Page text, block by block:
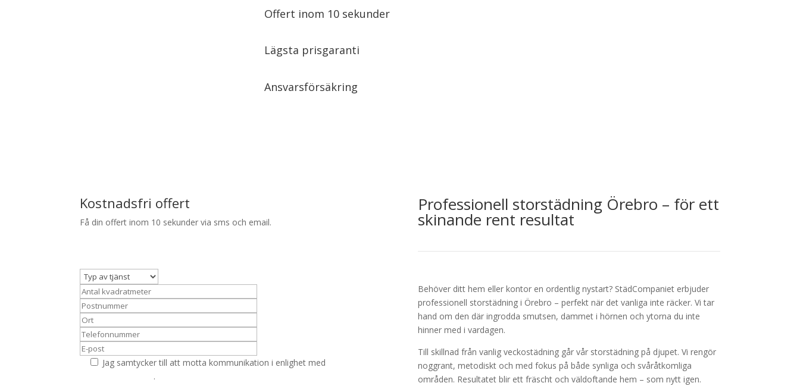
Offert inom 10 sekunder
Lägsta prisgaranti
Ansvarsförsäkring
Kostnadsfri offert
Få din offert inom 10 sekunder via sms och email.
Jag samtycker till att motta kommunikation i enlighet med
.
Professionell storstädning Örebro – för ett
skinande rent resultat
Behöver ditt hem eller kontor en ordentlig nystart? StädCompaniet erbjuder
professionell storstädning i Örebro – perfekt när det vanliga inte räcker. Vi tar
hand om den där ingrodda smutsen, dammet i hörnen och ytorna du inte
hinner med i vardagen.
Till skillnad från vanlig veckostädning går vår storstädning på djupet. Vi rengör
noggrant, metodiskt och med fokus på både synliga och svåråtkomliga
områden. Resultatet blir ett fräscht och väldoftande hem – som nytt igen.